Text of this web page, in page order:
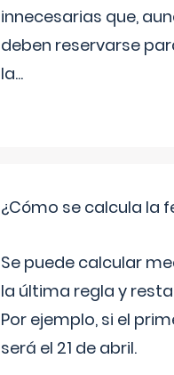
innecesarias que,
deben reservarse
la...
¿Cómo se calcula la
Se puede calcular
la última regla y
Por ejemplo, si el
será el 21 de abril.